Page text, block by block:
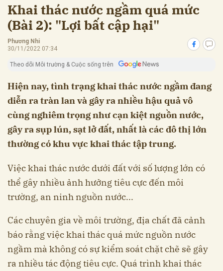
Khai thác nước ngầm quá mức
(Bài 2): "Lợi bất cập hại"
Phương Nhi
30/11/2022 07:34
Theo dõi Môi trường & Cuộc sống trên
Hiện nay, tình trạng khai thác nước ngầm đang
diễn ra tràn lan và gây ra nhiều hậu quả vô
cùng nghiêm trọng như cạn kiệt nguồn nước,
gây ra sụp lún, sạt lở đất, nhất là các đô thị lớn
thường có khu vực khai thác tập trung.
Việc khai thác nước dưới đất với số lượng lớn có
thể gây nhiều ảnh hưởng tiêu cực đến môi
trường, an ninh nguồn nước...
Các chuyên gia về môi trường, địa chất đã cảnh
báo rằng việc khai thác quá mức nguồn nước
ngầm mà không có sự kiểm soát chặt chẽ sẽ gây
ra nhiều tác động tiêu cực. Quá trình khai thác